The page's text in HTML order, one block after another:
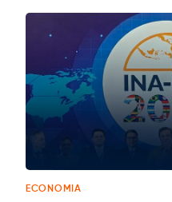
ECONOMIA